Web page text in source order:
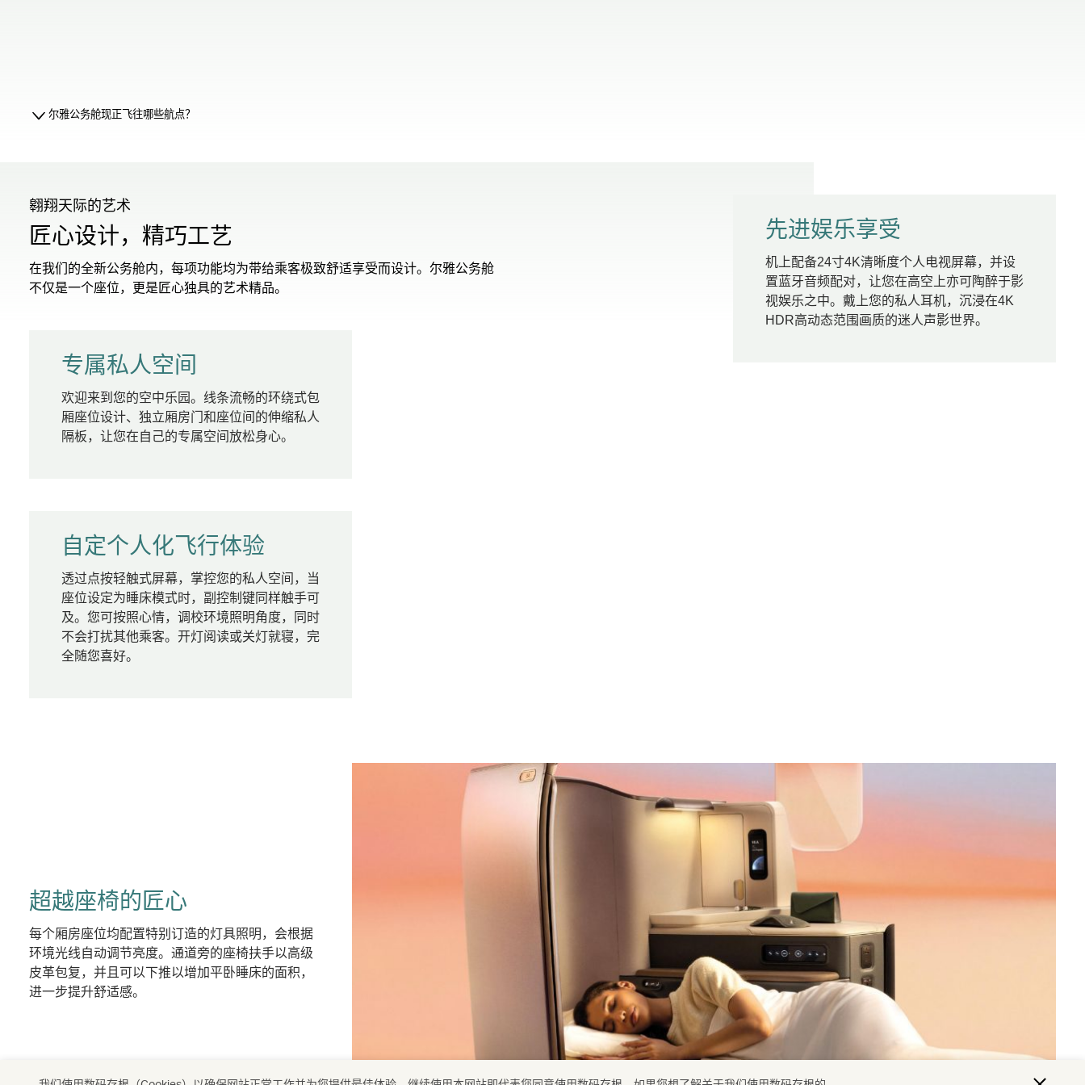
尔雅公务舱现正飞往哪些航点？
翱翔天际的艺术
匠心设计，精巧工艺
在我们的全新公务舱内，每项功能均为带给乘客极致舒适享受而设计。尔雅公务舱
不仅是一个座位，更是匠心独具的艺术精品。
先进娱乐享受
机上配备24寸4K清晰度个人电视屏幕，并设
置蓝牙音频配对，让您在高空上亦可陶醉于影
视娱乐之中。戴上您的私人耳机，沉浸在4K
HDR高动态范围画质的迷人声影世界。
专属私人空间
欢迎来到您的空中乐园。线条流畅的环绕式包
厢座位设计、独立厢房门和座位间的伸缩私人
隔板，让您在自己的专属空间放松身心。
自定个人化飞行体验
透过点按轻触式屏幕，掌控您的私人空间，当
座位设定为睡床模式时，副控制键同样触手可
及。您可按照心情，调校环境照明角度，同时
不会打扰其他乘客。开灯阅读或关灯就寝，完
全随您喜好。
超越座椅的匠心
每个厢房座位均配置特别订造的灯具照明，会根据
环境光线自动调节亮度。通道旁的座椅扶手以高级
皮革包复，并且可以下推以增加平卧睡床的面积，
进一步提升舒适感。